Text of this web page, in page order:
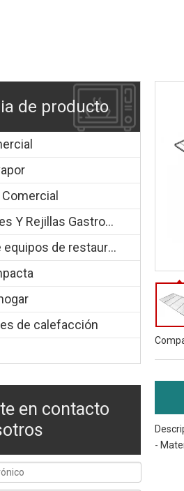
de producto
Recipientes Y Rejillas Gastronorm
Diseño de equipos de restauración.
de calefacción
en contacto
-